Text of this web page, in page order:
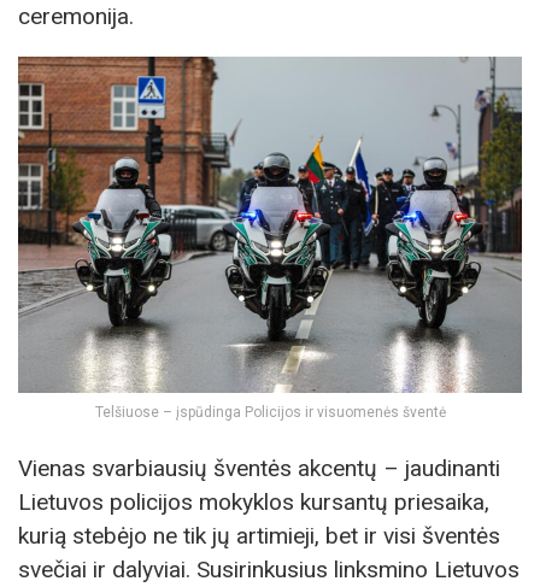
ceremonija.
Telšiuose – įspūdinga Policijos ir visuomenės šventė
Vienas svarbiausių šventės akcentų – jaudinanti
Lietuvos policijos mokyklos kursantų priesaika,
kurią stebėjo ne tik jų artimieji, bet ir visi šventės
svečiai ir dalyviai. Susirinkusius linksmino Lietuvos